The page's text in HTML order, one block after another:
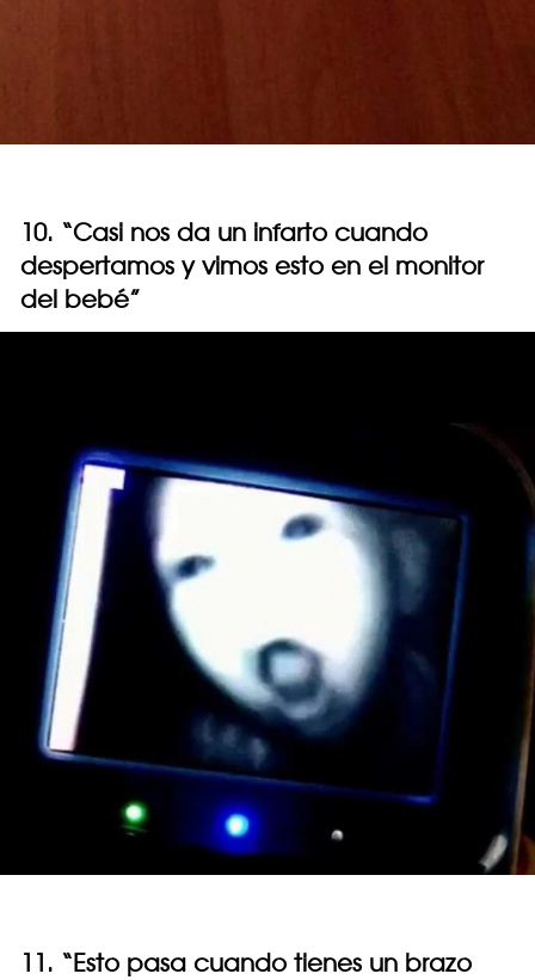
10. “Casi nos da un infarto cuando
despertamos y vimos esto en el monitor
del bebé”
11. “Esto pasa cuando tienes un brazo